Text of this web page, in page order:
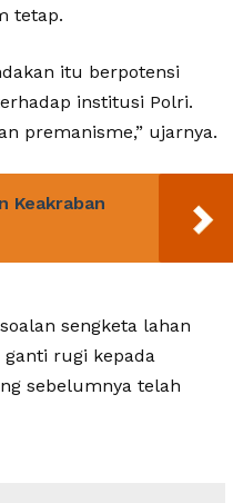
tetap.
itu berpotensi
institusi Polri.
premanisme,” ujarnya.
Keakraban
sengketa lahan
ganti rugi kepada
sebelumnya telah